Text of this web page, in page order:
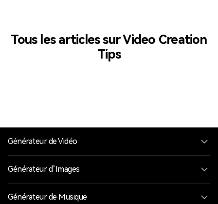
Tous les articles sur Video Creation
Tips
Générateur de Vidéo
Générateur d’Images
Générateur de Musique